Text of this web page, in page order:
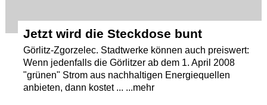
Jetzt wird die Steckdose bunt
Görlitz-Zgorzelec. Stadtwerke können auch preiswert:
Wenn jedenfalls die Görlitzer ab dem 1. April 2008
"grünen" Strom aus nachhaltigen Energiequellen
anbieten, dann kostet ... ...mehr